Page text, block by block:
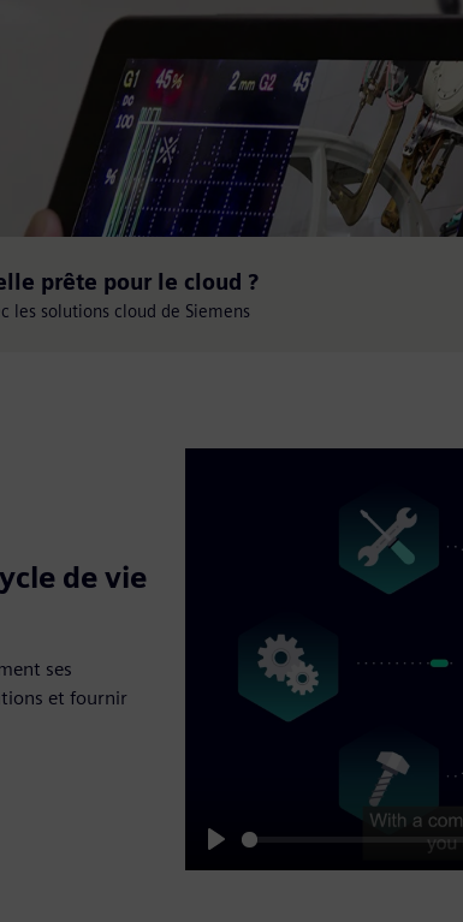
prête pour le cloud ?
les solutions cloud de Siemens
de vie
ses
et fournir
Play